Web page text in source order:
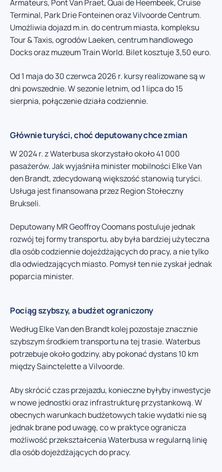
Armateurs, Pont Van Praet, Quai de Heembeek, Cruise
Terminal, Park Drie Fonteinen oraz Vilvoorde Centrum.
Umożliwia dojazd m.in. do centrum miasta, kompleksu
Tour & Taxis, ogrodów Laeken, centrum handlowego
Docks oraz muzeum Train World. Bilet kosztuje 3,50 euro.
Od 1 maja do 30 czerwca 2026 r. kursy realizowane są w
dni powszednie. W sezonie letnim, od 1 lipca do 15
sierpnia, połączenie działa codziennie.
Głównie turyści, choć deputowany chce zmian
W 2024 r. z Waterbusa skorzystało około 41 000
pasażerów. Jak wyjaśniła minister mobilności Elke Van
den Brandt, zdecydowaną większość stanowią turyści.
Usługa jest finansowana przez Region Stołeczny
Brukseli.
Deputowany MR Geoffroy Coomans postuluje jednak
rozwój tej formy transportu, aby była bardziej użyteczna
dla osób codziennie dojeżdżających do pracy, a nie tylko
dla odwiedzających miasto. Pomysł ten nie zyskał jednak
poparcia minister.
Pociąg szybszy, a budżet ograniczony
Według Elke Van den Brandt kolej pozostaje znacznie
szybszym środkiem transportu na tej trasie. Waterbus
potrzebuje około godziny, aby pokonać dystans 10 km
między Sainctelette a Vilvoorde.
Aby skrócić czas przejazdu, konieczne byłyby inwestycje
w nowe jednostki oraz infrastrukturę przystankową. W
obecnych warunkach budżetowych takie wydatki nie są
jednak brane pod uwagę, co w praktyce ogranicza
możliwość przekształcenia Waterbusa w regularną linię
dla osób dojeżdżających do pracy.